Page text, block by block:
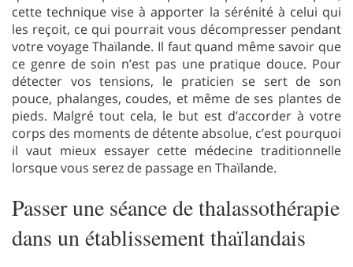
cette technique vise à apporter la sérénité à celui qui
les reçoit, ce qui pourrait vous décompresser pendant
votre voyage Thaïlande. Il faut quand même savoir que
ce genre de soin n’est pas une pratique douce. Pour
détecter vos tensions, le praticien se sert de son
pouce, phalanges, coudes, et même de ses plantes de
pieds. Malgré tout cela, le but est d’accorder à votre
corps des moments de détente absolue, c’est pourquoi
il vaut mieux essayer cette médecine traditionnelle
lorsque vous serez de passage en Thaïlande.
Passer une séance de thalassothérapie
dans un établissement thaïlandais